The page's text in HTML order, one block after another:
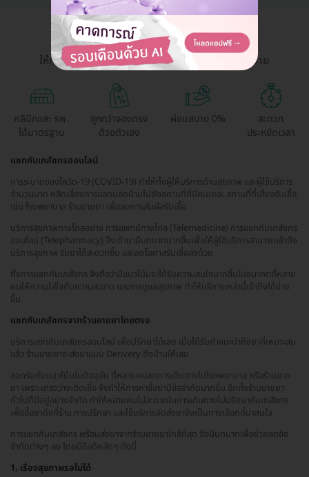
HDmall Health ดี อะไรก็ดี
ให้การเข้าถึงบริการสุขภาพและความงามเป็นเรื่องง่าย
คลินิกและ รพ.
ได้มาตรฐาน
ถูกกว่าจองตรง
ด้วยตัวเอง
ผ่อนสบาย 0%
สะดวก
ประหยัดเวลา
แชทกับเภสัชกรออนไลน์
การระบาดของโควิด-19 (COVID-19) ทำให้ทั้งผู้ให้บริการด้านสุขภาพ และผู้ใช้บริการ
จำนวนมาก หลีกเลี่ยงการออกนอกบ้านไปยังสถานที่ที่มีคนเยอะ สถานที่ที่เสี่ยงรับเชื้อ
เช่น โรงพยาบาล ร้านขายยา เพื่อลดการสัมผัสรับเชื้อ
บริการสุขภาพทางไกลอย่าง การแพทย์ทางไกล (Telemedicine) การแชทกับเภสัชกร
ออนไลน์ (Telepharmacy) จึงเข้ามามีบทบาทมากขึ้นเพื่อให้ผู้ใช้บริการสามารถเข้าถึง
บริการสุขภาพ รับยาได้สะดวกขึ้น และลดโอกาสรับเชื้อลงด้วย
ทั้งการแชทกับเภสัชกร จึงถือว่ามีแนวโน้มจะได้รับความสนใจมากขึ้นในอนาคตที่หลาย
คนให้ความใส่ใจกับความสะอาด และการดูแลสุขภาพ ทำให้บริการเหล่านี้เข้าถึงได้ง่าย
ขึ้น
แชทกับเภสัชกรจากร้านขายยาโดยตรง
บริการแชทกับเภสัชกรออนไลน์ เพื่อปรึกษาได้เลย เมื่อได้รับคำแนะนำถึงยาที่เหมาะสม
แล้ว ร้านขายยาจะส่งยาแบบ Derivery ถึงบ้านให้เลย
สอดรับกับแนวโน้มในปัจจุบัน ที่หลายคนลดการเดินทางไปโรงพยาบาล หรือร้านขาย
ยา เพราะเกรงว่าจะติดเชื้อ จึงทำให้การหาซื้อยามีข้อจำกัดมากขึ้น อีกทั้งร้านขายยา
ทั่วไปก็มีอยู่อย่างจำกัด ทำให้หลายคนไม่สะดวกในการเดินทางไปปรึกษากับเภสัชกร
เพื่อซื้อยาถึงที่ร้าน การปรึกษา และใช้บริการจัดส่งยาจึงเป็นทางเลือกที่น่าสนใจ
การแชทกับเภสัชกร พร้อมส่งยาจากร้านขายยาใกล้ที่สุด จึงมีบทบาทเพื่อช่วยลดข้อ
จำกัดต่างๆ ลง โดยมีข้อดีหลักๆ ดังนี้
1. เรื่องสุขภาพรอไม่ได้